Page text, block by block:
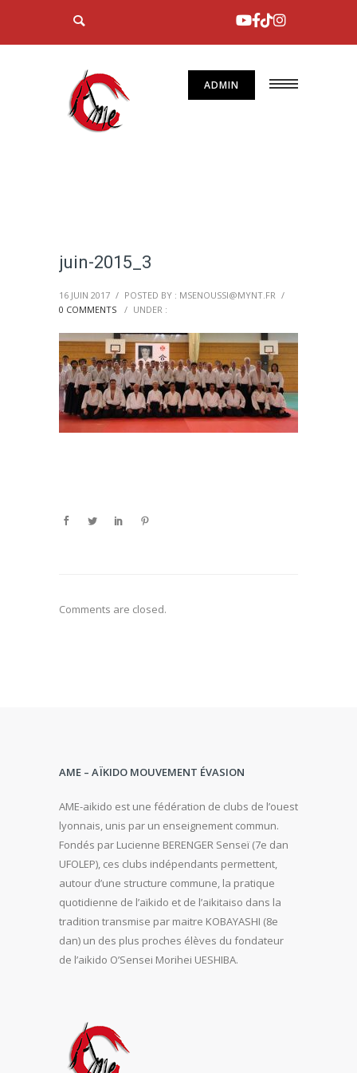
ADMIN
juin-2015_3
16 JUIN 2017 / POSTED BY : MSENOUSSI@MYNT.FR /
0 COMMENTS
/ UNDER :
Comments are closed.
AME – AÏKIDO MOUVEMENT ÉVASION
AME-aikido est une fédération de clubs de l’ouest
lyonnais, unis par un enseignement commun.
Fondés par Lucienne BERENGER Senseï (7e dan
UFOLEP), ces clubs indépendants permettent,
autour d’une structure commune, la pratique
quotidienne de l’aïkido et de l’aikitaiso dans la
tradition transmise par maitre KOBAYASHI (8e
dan) un des plus proches élèves du fondateur
de l’aikido O’Sensei Morihei UESHIBA.